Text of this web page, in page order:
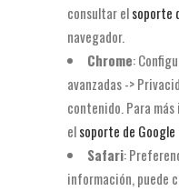
consultar elsoporte
navegador.
Chrome:
avanzadas ->
contenido. Para
elsoporte de Google
Safari:
información, puede